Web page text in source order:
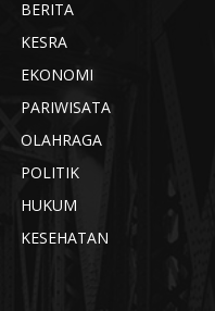
BERITA
KESRA
EKONOMI
PARIWISATA
OLAHRAGA
POLITIK
HUKUM
KESEHATAN